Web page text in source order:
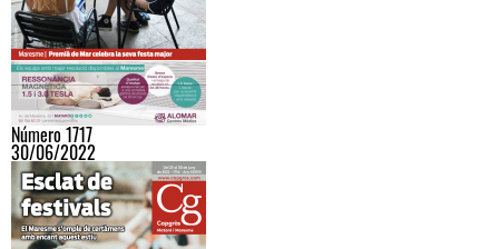
Número 1717
30/06/2022